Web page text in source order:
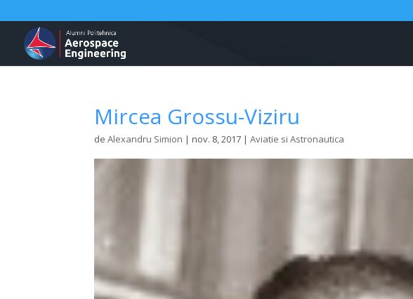
Mircea Grossu-Viziru
deAlexandru Simion |nov. 8, 2017 |Aviatie si Astronautica